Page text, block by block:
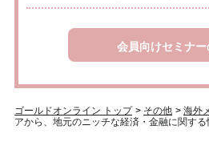
会員向けセミナ
ゴールドオンライン トップ > その他 > 海外
アから、地元のニッチな経済・金融に関する